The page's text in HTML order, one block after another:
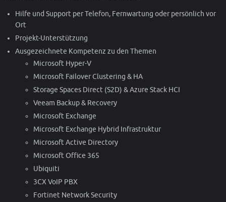
Hilfe und Support per Telefon, Fernwartung oder persönlich vor
Ort
Projekt-Unterstützung
Ausgezeichnete Kompetenz zu den Themen
Microsoft Hyper-V
Microsoft Failover Clustering & HA
Storage Spaces Direct (S2D) & Azure Stack HCI
Veeam Backup & Recovery
Microsoft Exchange
Microsoft Exchange Hybrid Infrastruktur
Microsoft Active Directory
Microsoft Office 365
Ubiquiti
3CX VoIP PBX
Fortinet Network Security